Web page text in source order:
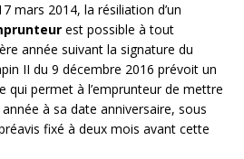
mars 2014, la résiliation d’un
est possible à tout
année suivant la signature du
II du 9 décembre 2016 prévoit un
qui permet à l’emprunteur de mettre
à sa date anniversaire, sous
fixé à deux mois avant cette